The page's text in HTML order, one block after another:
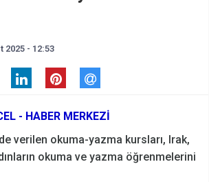
2025 - 12:53
- HABER MERKEZİ
verilen okuma-yazma kursları, Irak,
okuma ve yazma öğrenmelerini